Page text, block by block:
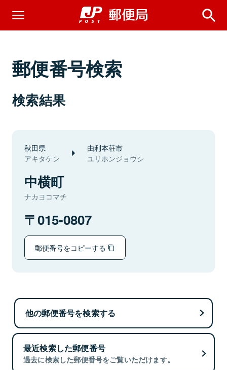
郵便番号検索
検索結果
秋田県
アキタケン
由利本荘市
ユリホンジョウシ
中横町
ナカヨコマチ
015-0807
郵便番号をコピーする
他の郵便番号を検索する
最近検索した郵便番号
過去に検索した郵便番号をご覧いただけます。